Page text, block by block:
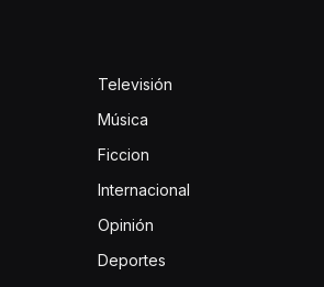
Televisión
Música
Ficcion
Internacional
Opinión
Deportes